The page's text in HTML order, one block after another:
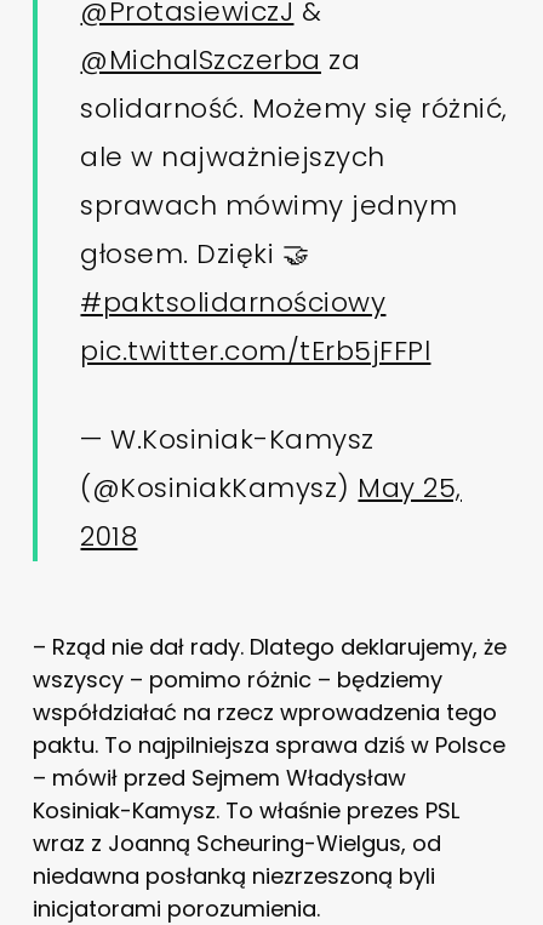
@ProtasiewiczJ &
@MichalSzczerba za
solidarność. Możemy się różnić,
ale w najważniejszych
sprawach mówimy jednym
głosem. Dzięki 🤝
#paktsolidarnościowy
pic.twitter.com/tErb5jFFPl
— W.Kosiniak-Kamysz
(@KosiniakKamysz) May 25,
2018
– Rząd nie dał rady. Dlatego deklarujemy, że
wszyscy – pomimo różnic – będziemy
współdziałać na rzecz wprowadzenia tego
paktu. To najpilniejsza sprawa dziś w Polsce
– mówił przed Sejmem Władysław
Kosiniak-Kamysz. To właśnie prezes PSL
wraz z Joanną Scheuring-Wielgus, od
niedawna posłanką niezrzeszoną byli
inicjatorami porozumienia.